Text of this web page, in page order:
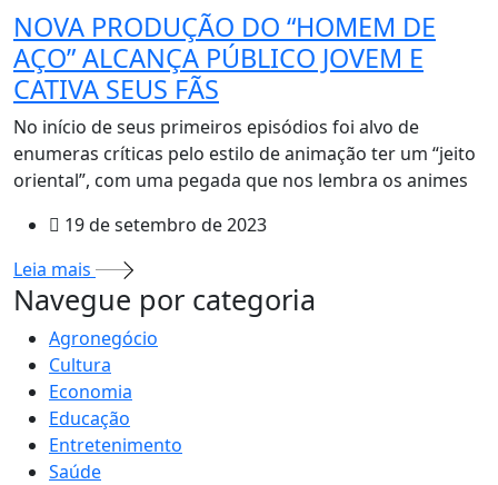
NOVA PRODUÇÃO DO “HOMEM DE
AÇO” ALCANÇA PÚBLICO JOVEM E
CATIVA SEUS FÃS
No início de seus primeiros episódios foi alvo de
enumeras críticas pelo estilo de animação ter um “jeito
oriental”, com uma pegada que nos lembra os animes
19 de setembro de 2023
Leia mais
MAIS VISTOS
Navegue por categoria
Agronegócio
Cultura
Economia
Educação
Entretenimento
Saúde